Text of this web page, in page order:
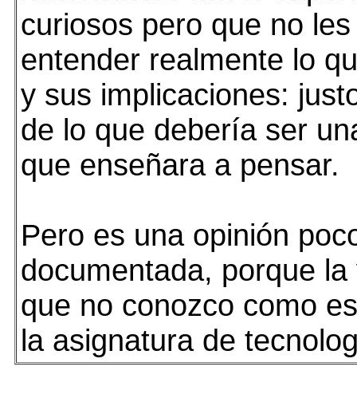
curiosos pero que no
entender realmente lo
y sus implicaciones:
de lo que debería ser
que enseñara a pensar.
Pero es una opinión
documentada, porque
que no conozco como
la asignatura de